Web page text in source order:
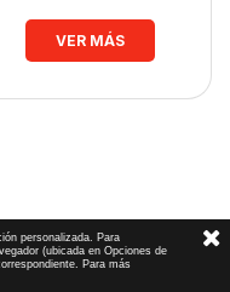
VER MÁS
personalizada. Para
(ubicada en Opciones de
Para más